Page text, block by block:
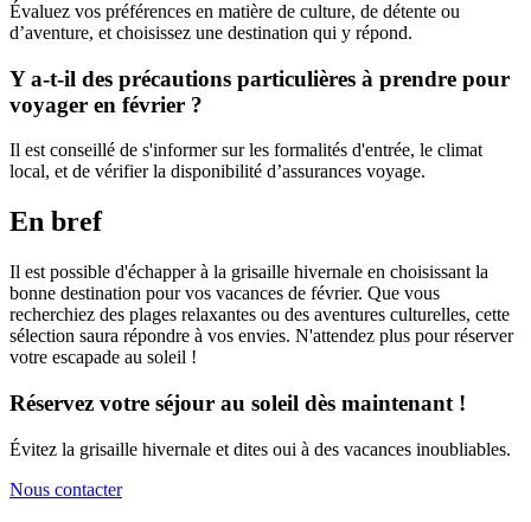
Évaluez vos préférences en matière de culture, de détente ou
d’aventure, et choisissez une destination qui y répond.
Y a-t-il des précautions particulières à prendre pour
voyager en février ?
Il est conseillé de s'informer sur les formalités d'entrée, le climat
local, et de vérifier la disponibilité d’assurances voyage.
En bref
Il est possible d'échapper à la grisaille hivernale en choisissant la
bonne destination pour vos vacances de février. Que vous
recherchiez des plages relaxantes ou des aventures culturelles, cette
sélection saura répondre à vos envies. N'attendez plus pour réserver
votre escapade au soleil !
Réservez votre séjour au soleil dès maintenant !
Évitez la grisaille hivernale et dites oui à des vacances inoubliables.
Nous contacter